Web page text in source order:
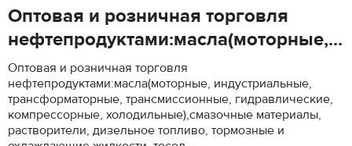
Оптовая и розничная торговля
нефтепродуктами:масла(моторные,...
Оптовая и розничная торговля
нефтепродуктами:масла(моторные, индустриальные,
трансформаторные, трансмиссионные, гидравлические,
компрессорные, холодильные),смазочные материалы,
растворители, дизельное топливо, тормозные и